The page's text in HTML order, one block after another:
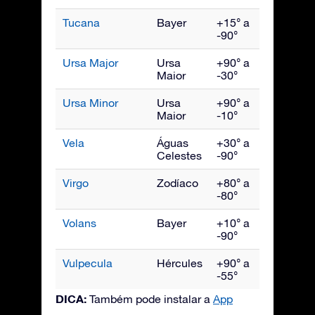
Tucana Bayer
+15° a
-90°
Ursa Major
Ursa
Maior
+90° a
-30°
Ursa Minor
Ursa
Maior
+90° a
-10°
Vela
Águas
Celestes
+30° a
-90°
Virgo Zodíaco
+80° a
-80°
Volans Bayer
+10° a
-90°
Vulpecula Hércules
+90° a
-55°
DICA: Também pode instalar a App